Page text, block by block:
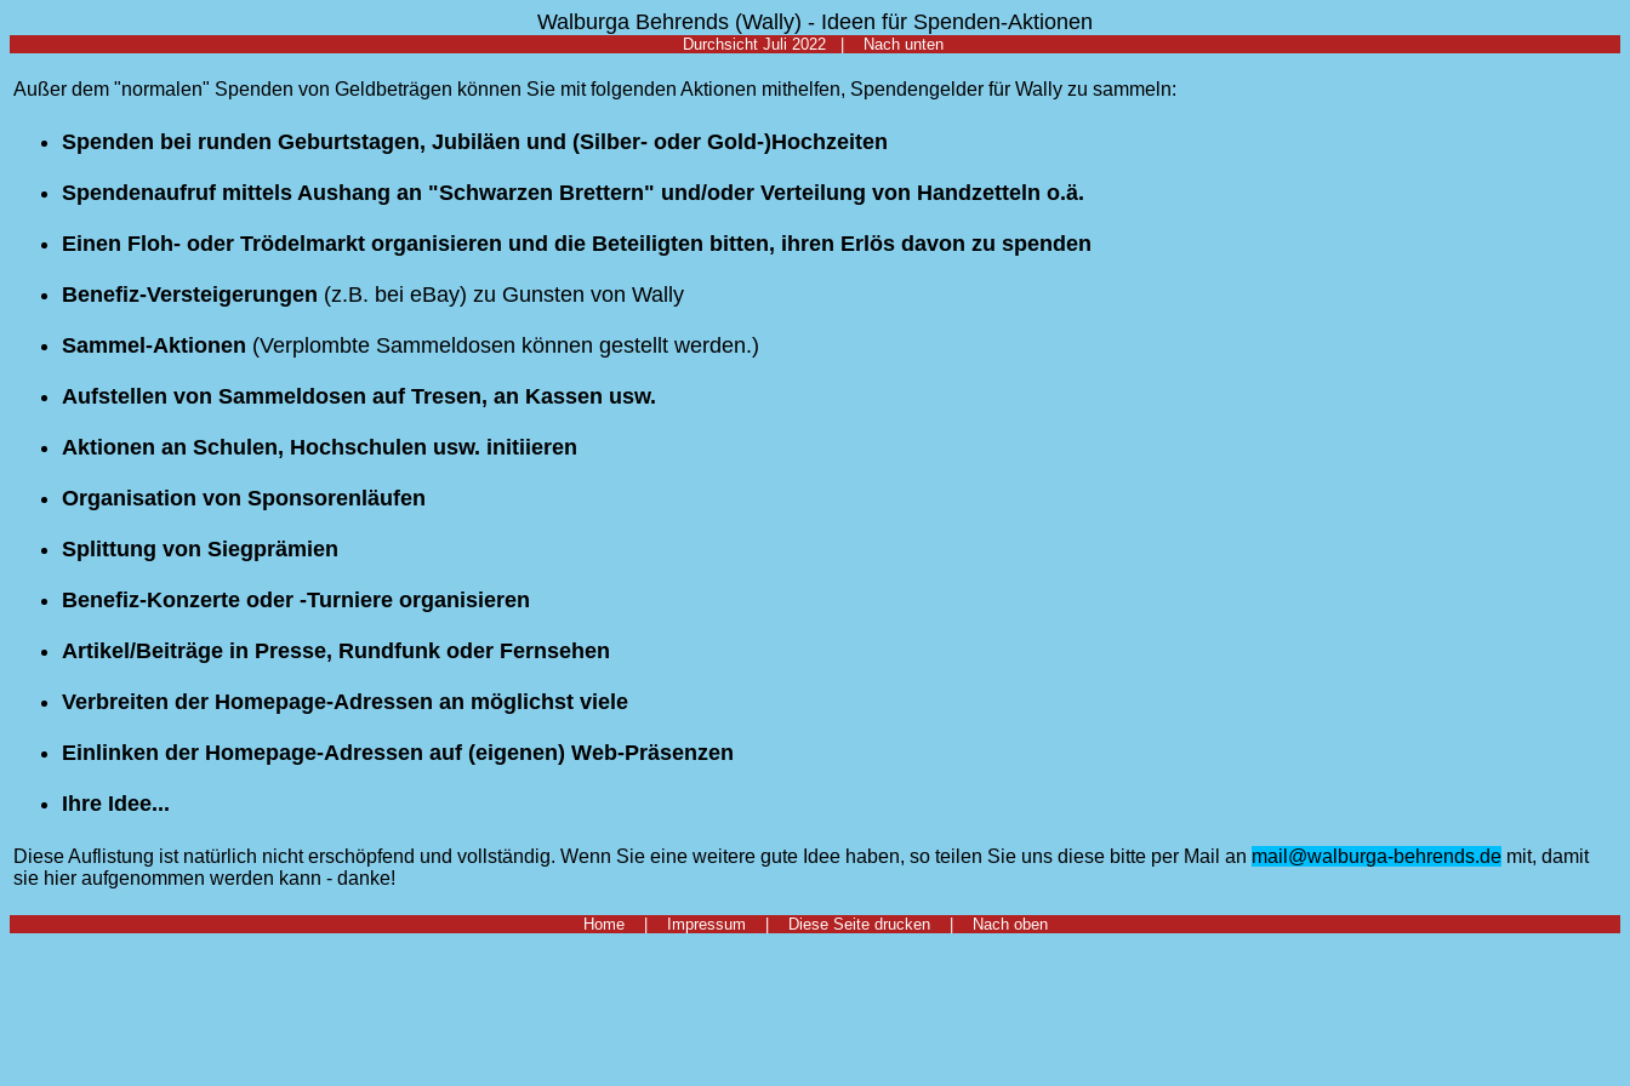
Walburga Behrends (Wally) - Ideen für Spenden-Aktionen
Durchsicht Juli 2022 | Nach unten
Außer dem "normalen" Spenden von Geldbeträgen können Sie mit folgenden Aktionen mithelfen, Spendengelder für Wally zu sammeln:
Spenden bei runden Geburtstagen, Jubiläen und (Silber- oder Gold-)Hochzeiten
Spendenaufruf mittels Aushang an "Schwarzen Brettern" und/oder Verteilung von Handzetteln o.ä.
Einen Floh- oder Trödelmarkt organisieren und die Beteiligten bitten, ihren Erlös davon zu spenden
Benefiz-Versteigerungen (z.B. bei eBay) zu Gunsten von Wally
Sammel-Aktionen (Verplombte Sammeldosen können gestellt werden.)
Aufstellen von Sammeldosen auf Tresen, an Kassen usw.
Aktionen an Schulen, Hochschulen usw. initiieren
Organisation von Sponsorenläufen
Splittung von Siegprämien
Benefiz-Konzerte oder -Turniere organisieren
Artikel/Beiträge in Presse, Rundfunk oder Fernsehen
Verbreiten der Homepage-Adressen an möglichst viele
Einlinken der Homepage-Adressen auf (eigenen) Web-Präsenzen
Ihre Idee...
Diese Auflistung ist natürlich nicht erschöpfend und vollständig. Wenn Sie eine weitere gute Idee haben, so teilen Sie uns diese bitte per Mail an mail@walburga-behrends.de mit, damit
sie hier aufgenommen werden kann - danke!
Home Impressum Diese Seite drucken Nach oben